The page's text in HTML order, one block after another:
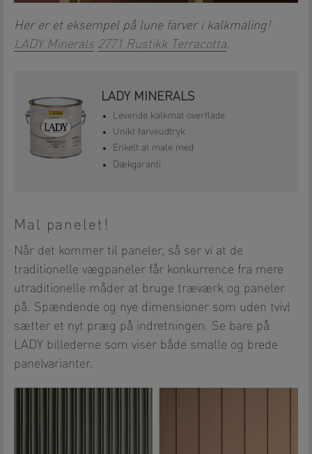
Her er et eksempel på lune farver i kalkmaling!
LADY Minerals 2771 Rustikk Terracotta.
LADY MINERALS
Levende kalkmat overflade
Unikt farveudtryk
Enkelt at male med
Dækgaranti
Mal panelet!
Når det kommer til paneler, så ser vi at de
traditionelle vægpaneler får konkurrence fra mere
utraditionelle måder at bruge træværk og paneler
på. Spændende og nye dimensioner som uden tvivl
sætter et nyt præg på indretningen. Se bare på
LADY billederne som viser både smalle og brede
panelvarianter.